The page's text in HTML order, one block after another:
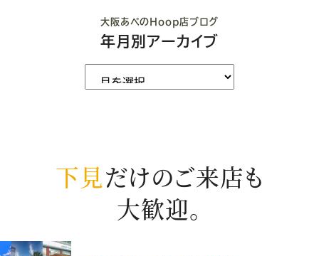
大阪あべのHoop店ブログ
年月別アーカイブ
下見だけのご来店も
大歓迎。